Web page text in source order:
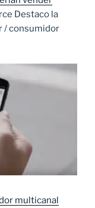
Destaco la
/ consumidor
multicanal